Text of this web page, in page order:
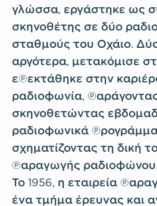
γλώσσα, εργάστηκε ως
σκηνοθέτης σε δύο
σταθμούς του Οχάιο.
αργότερα, μετακόμισε
επεκτάθηκε στην
ραδιοφωνία,
σκηνοθετώντας
ραδιοφωνικά
σχηματίζοντας τη δική
παραγωγής ραδιοφώνου.
Το 1956, η εταιρεία
ένα τμήμα έρευνας και